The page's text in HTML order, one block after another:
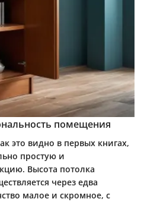
помещения
это видно в первых книгах,
простую и
Высота потолка
через едва
малое и скромное, с